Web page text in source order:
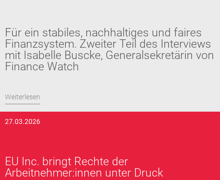
Für ein stabiles, nachhaltiges und faires
Finanzsystem. Zweiter Teil des Interviews
mit Isabelle Buscke, Generalsekretärin von
Finance Watch
Weiterlesen
27.03.2026
EU Inc. bringt Rechte der
Arbeitnehmer:innen unter Druck